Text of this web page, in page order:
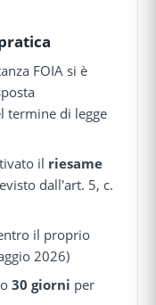
FOIA si è
termine di legge
il riesame
dall'art. 5, c.
il proprio
2026)
30 giorni per